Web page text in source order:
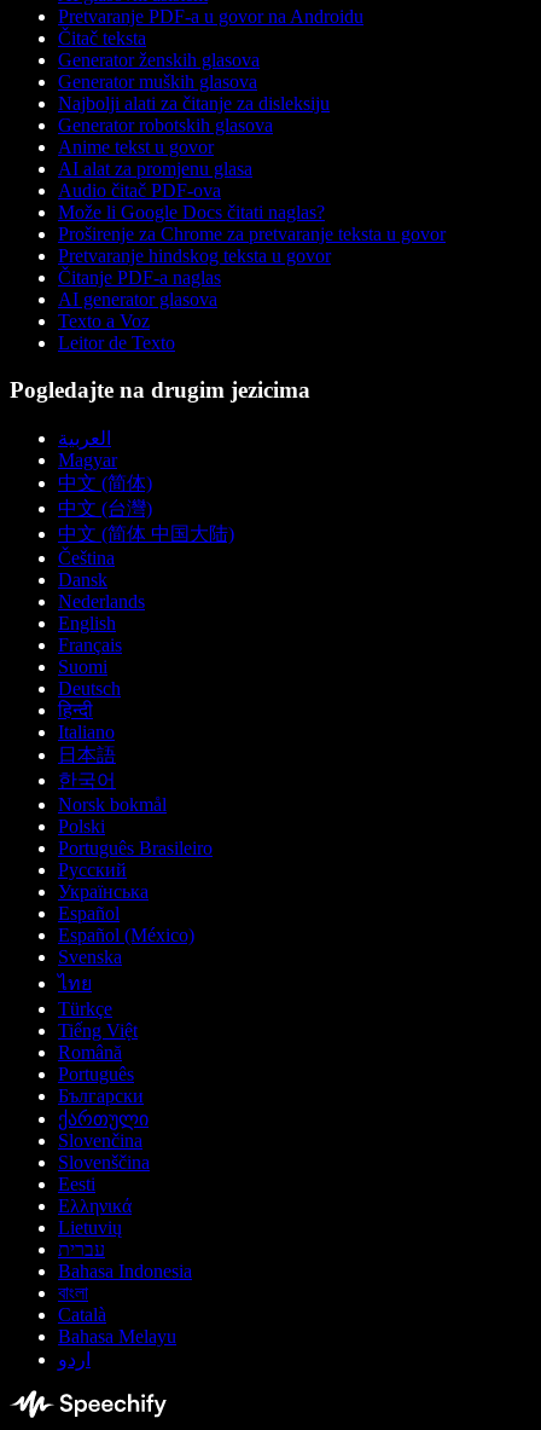
Pretvaranje PDF-a u govor na Androidu
Čitač teksta
Generator ženskih glasova
Generator muških glasova
Najbolji alati za čitanje za disleksiju
Generator robotskih glasova
Anime tekst u govor
AI alat za promjenu glasa
Audio čitač PDF-ova
Može li Google Docs čitati naglas?
Proširenje za Chrome za pretvaranje teksta u govor
Pretvaranje hindskog teksta u govor
Čitanje PDF-a naglas
AI generator glasova
Texto a Voz
Leitor de Texto
Pogledajte na drugim jezicima
العربية
Magyar
中文 (简体)
中文 (台灣)
中文 (简体 中国大陆)
Čeština
Dansk
Nederlands
English
Français
Suomi
Deutsch
हिन्दी
Italiano
日本語
한국어
Norsk bokmål
Polski
Português Brasileiro
Русский
Українська
Español
Español (México)
Svenska
ไทย
Türkçe
Tiếng Việt
Română
Português
Български
ქართული
Slovenčina
Slovenščina
Eesti
Ελληνικά
Lietuvių
עברית
Bahasa Indonesia
বাংলা
Català
Bahasa Melayu
اردو